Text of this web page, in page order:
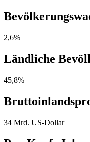
2,6%
Ländliche
45,8%
34 Mrd. US-Dollar